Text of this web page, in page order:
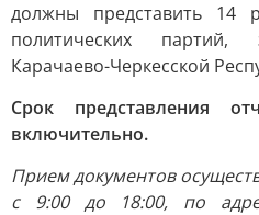
должны представить 14
политических партий,
Карачаево-Черкесской
Срок представления
включительно.
Прием документов
с 9:00 до 18:00, по